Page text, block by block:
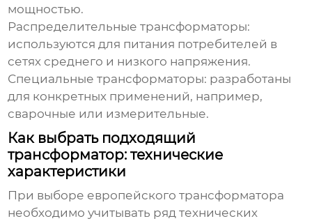
мощностью.
Распределительные трансформаторы:
используются для питания потребителей в
сетях среднего и низкого напряжения.
Специальные трансформаторы: разработаны
для конкретных применений, например,
сварочные или измерительные.
Как выбрать подходящий
трансформатор: технические
характеристики
При выборе европейского трансформатора
необходимо учитывать ряд технических